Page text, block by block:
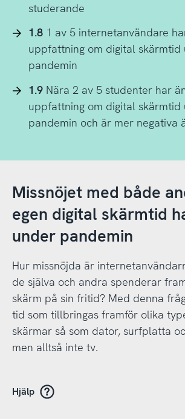
studerande
1.81 av 5 internetanvändare
uppfattning om digital skärmtid
pandemin
1.9Nära 2 av 5 studenter har
uppfattning om digital skärmtid
pandemin och är mer negativa
Missnöjet med både
egen digital skärmtid
under pandemin
Hur missnöjda är
de själva och andra spenderar
skärm på sin fritid? Med denna
tid som tillbringas framför olika
skärmar så som dator, surfplatta
men alltså inte tv.
Hjälp